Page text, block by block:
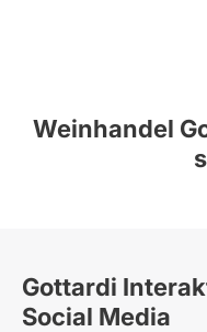
Weinhandel
Gottardi
Social Media